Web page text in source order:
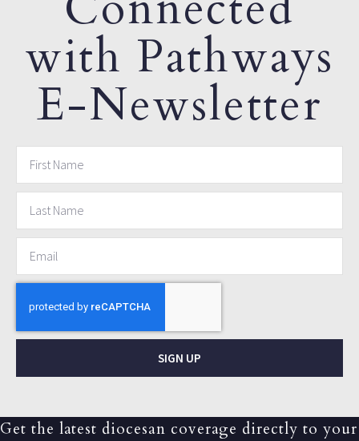
with Pathways
E-Newsletter
SIGN UP
Get the latest diocesan coverage directly to your